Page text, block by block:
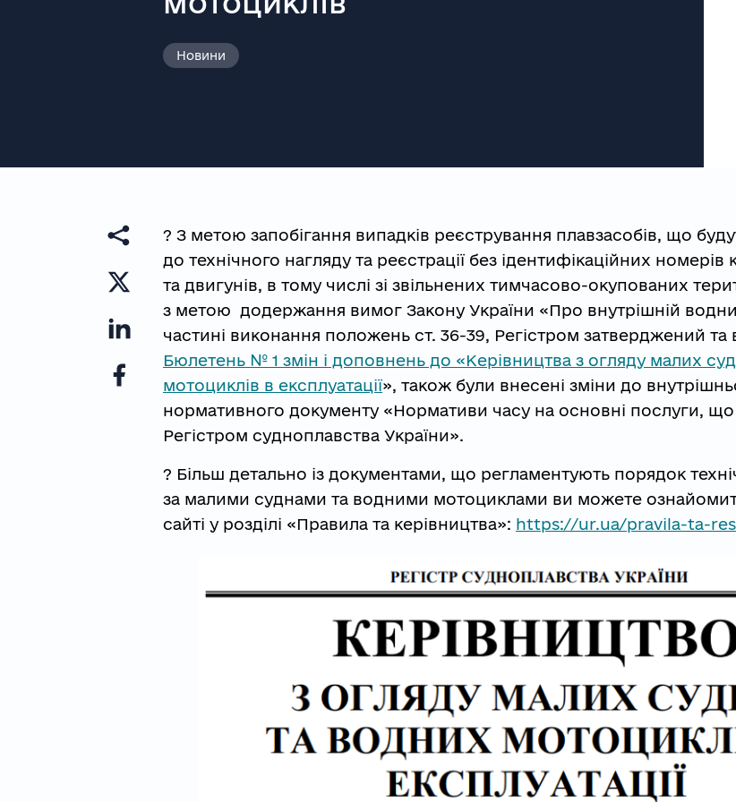
Новини
? З метою запобігання випадків реєстрування плавзасобів, що
до технічного нагляду та реєстрації без ідентифікаційних номерів
та двигунів, в тому числі зі звільнених тимчасово-окупованих
з метою додержання вимог Закону України «Про внутрішній
частині виконання положень ст. 36-39, Регістром затверджений та
Бюлетень № 1 змін і доповнень до «Керівництва з огляду малих
мотоциклів в експлуатації», також були внесені зміни до
нормативного документу «Нормативи часу на основні послуги,
Регістром судноплавства України».
? Більш детально із документами, що регламентують порядок
за малими суднами та водними мотоциклами ви можете
сайті у розділі «Правила та керівництва»: https://ur.ua/pravila-ta-